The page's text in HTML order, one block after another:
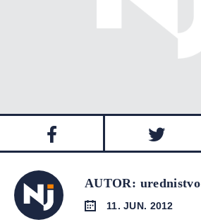
AUTOR: urednistvo
11. JUN. 2012